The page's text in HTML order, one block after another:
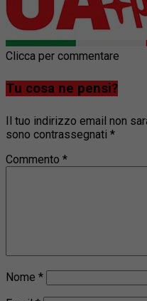
Clicca per commentare
Tu cosa ne pensi?
Il tuo indirizzo email non
sono contrassegnati *
Commento *
Nome *